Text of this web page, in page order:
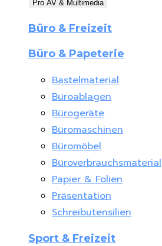
Pro AV & Multimedia
Büro & Freizeit
Büro & Papeterie
Bastelmaterial
Büroablagen
Bürogeräte
Büromaschinen
Büromöbel
Büroverbrauchsmaterial
Papier & Folien
Präsentation
Schreibutensilien
Sport & Freizeit